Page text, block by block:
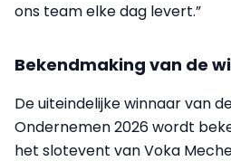
ons team elke dag levert.”
Bekendmaking van de
De uiteindelijke winnaar van
Ondernemen 2026 wordt
het slotevent van Voka